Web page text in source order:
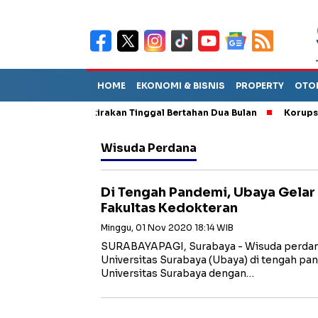
HOME EKONOMI & BISNIS PROPERTY
TPA Diperkirakan Tinggal Bertahan Dua Bulan Korupsi
Wisuda Perdana
Di Tengah Pandemi, Ubaya
Fakultas Kedokteran
Minggu, 01 Nov 2020 18:14 WIB
SURABAYAPAGI, Surabaya - Wisuda
Universitas Surabaya (Ubaya) di tengah
Universitas Surabaya dengan…